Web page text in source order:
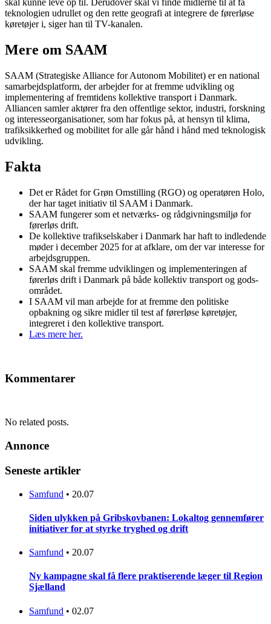
skal kunne leve op til. Derudover skal vi finde midlerne til at få
teknologien udrullet og den rette geografi at integrere de førerløse
køretøjer i, siger han til TV-kanalen.
Mere om SAAM
SAAM (Strategiske Alliance for Autonom Mobilitet) er en national
samarbejdsplatform, der arbejder for at fremme udvikling og
implementering af fremtidens kollektive transport i Danmark.
Alliancen samler aktører fra den offentlige sektor, industri, forskning
og interesseorganisationer, som har fokus på, at hensyn til klima,
trafiksikkerhed og mobilitet for alle går hånd i hånd med teknologisk
udvikling.
Fakta
Det er Rådet for Grøn Omstilling (RGO) og operatøren Holo,
der har taget initiativ til SAAM i Danmark.
SAAM fungerer som et netværks- og rådgivningsmiljø for
førerløs drift.
De kollektive trafikselskaber i Danmark har haft to indledende
møder i december 2025 for at afklare, om der var interesse for
arbejdsgruppen.
SAAM skal fremme udviklingen og implementeringen af
førerløs drift i Danmark på både kollektiv transport og gods-
området.
I SAAM vil man arbejde for at fremme den politiske
opbakning og sikre midler til test af førerløse køretøjer,
integreret i den kollektive transport.
Læs mere her.
Kommentarer
No related posts.
Annonce
Seneste artikler
Samfund • 20.07
Siden ulykken på Gribskovbanen: Lokaltog gennemfører
initiativer for at styrke tryghed og drift
Samfund • 20.07
Ny kampagne skal få flere praktiserende læger til Region
Sjælland
Samfund • 02.07